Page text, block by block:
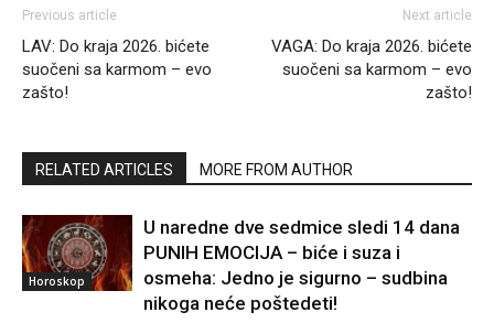
Previous article
LAV: Do kraja 2026. bićete
suočeni sa karmom – evo
zašto!
Next article
VAGA: Do kraja 2026. bićete
suočeni sa karmom – evo
zašto!
RELATED ARTICLES MORE FROM AUTHOR
Horoskop
U naredne dve sedmice sledi 14 dana
PUNIH EMOCIJA – biće i suza i
osmeha: Jedno je sigurno – sudbina
nikoga neće poštedeti!